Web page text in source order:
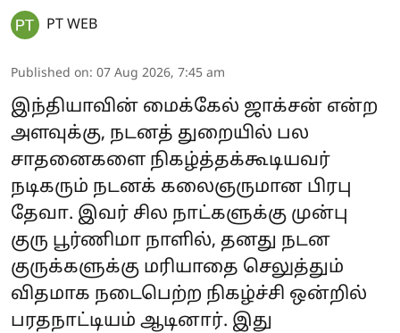
PT WEB
Published on: 07 Aug 2026, 7:45 am
இந்தியாவின் மைக்கேல் ஜாக்சன் என்ற
அளவுக்கு, நடனத் துறையில் பல
சாதனைகளை நிகழ்த்தக்கூடியவர்
நடிகரும் நடனக் கலைஞருமான பிரபு
தேவா. இவர் சில நாட்களுக்கு முன்பு
குரு பூர்ணிமா நாளில், தனது நடன
குருக்களுக்கு மரியாதை செலுத்தும்
விதமாக நடைபெற்ற நிகழ்ச்சி ஒன்றில்
பரதநாட்டியம் ஆடினார். இது